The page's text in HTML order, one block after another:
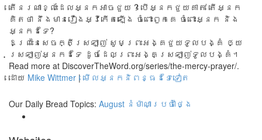
តើនរណាខ្លះដែលអ្នកអាចជួយ ? បើអ្នកជួយគាត់ តើអ្នក
គិតថា នឹងមានរឿងអ្វីកើតឡើង ចំពោះពួកគេ ចំពោះអ្នក និង
អ្នកដទៃ?
ឱព្រះនៃសេចក្តីស្រឡាញ់ សូមព្រះអង្គជួយទូលបង្គំ ឲ្យ
ស្រឡាញ់អ្នកដទៃ ដូចដែលព្រះអង្គស្រឡាញ់ទូលបង្គំ។
Read more at DiscoverTheWord.org/series/the-mercy-prayer/.
ដោយ Mike Wittmer | មើលអ្នកនិពន្ធដទៃទៀត
Our Daily Bread Topics: August នំម៉ាណាប្រចាំថ្ងៃ